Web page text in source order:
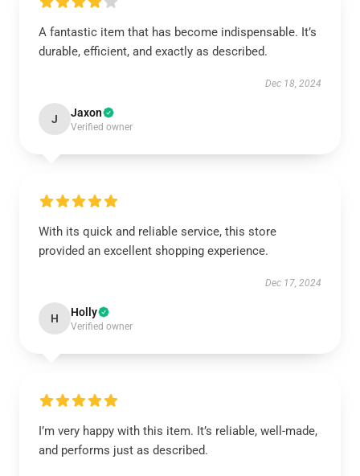
A fantastic item that has become indispensable. It’s
durable, efficient, and exactly as described.
Dec 18, 2024
J Jaxon
Verified owner
With its quick and reliable service, this store
provided an excellent shopping experience.
Dec 17, 2024
H Holly
Verified owner
I’m very happy with this item. It’s reliable, well-made,
and performs just as described.